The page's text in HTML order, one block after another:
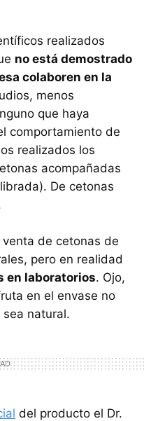
realizados
no está demostrado
colaboren en la
menos
que haya
comportamiento de
realizados los
acompañadas
De cetonas
de cetonas de
pero en realidad
en laboratorios. Ojo,
en el envase no
natural.
del producto el Dr.